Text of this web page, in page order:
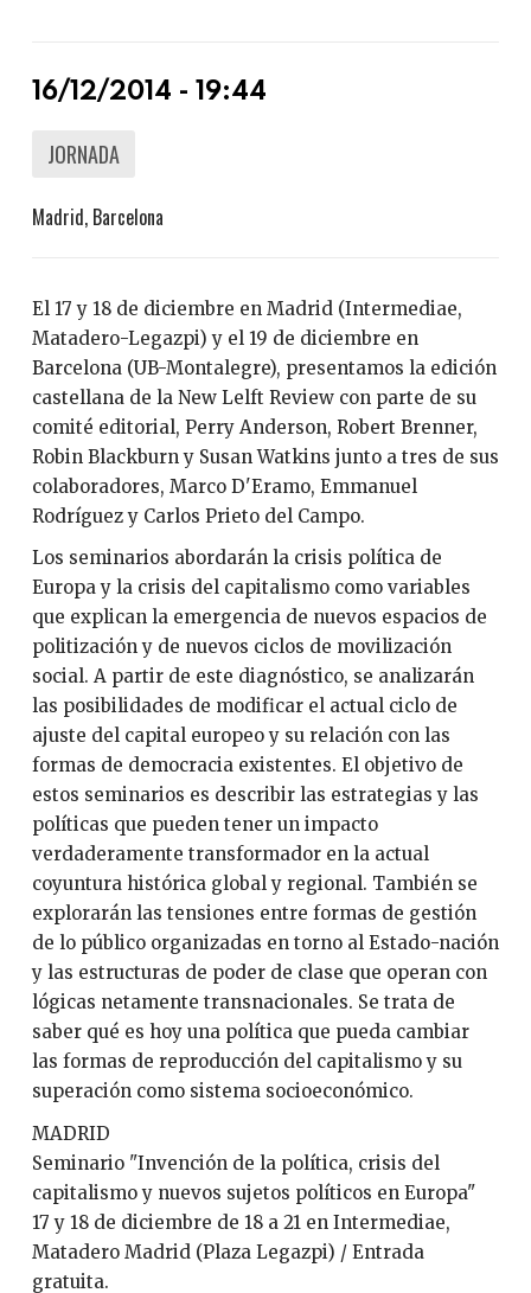
16/12/2014 - 19:44
JORNADA
Madrid, Barcelona
El 17 y 18 de diciembre en Madrid (Intermediae,
Matadero-Legazpi) y el 19 de diciembre en
Barcelona (UB-Montalegre), presentamos la edición
castellana de la New Lelft Review con parte de su
comité editorial, Perry Anderson, Robert Brenner,
Robin Blackburn y Susan Watkins junto a tres de sus
colaboradores, Marco D'Eramo, Emmanuel
Rodríguez y Carlos Prieto del Campo.
Los seminarios abordarán la crisis política de
Europa y la crisis del capitalismo como variables
que explican la emergencia de nuevos espacios de
politización y de nuevos ciclos de movilización
social. A partir de este diagnóstico, se analizarán
las posibilidades de modificar el actual ciclo de
ajuste del capital europeo y su relación con las
formas de democracia existentes. El objetivo de
estos seminarios es describir las estrategias y las
políticas que pueden tener un impacto
verdaderamente transformador en la actual
coyuntura histórica global y regional. También se
explorarán las tensiones entre formas de gestión
de lo público organizadas en torno al Estado-nación
y las estructuras de poder de clase que operan con
lógicas netamente transnacionales. Se trata de
saber qué es hoy una política que pueda cambiar
las formas de reproducción del capitalismo y su
superación como sistema socioeconómico.
MADRID
Seminario "Invención de la política, crisis del
capitalismo y nuevos sujetos políticos en Europa"
17 y 18 de diciembre de 18 a 21 en Intermediae,
Matadero Madrid (Plaza Legazpi) / Entrada
gratuita.